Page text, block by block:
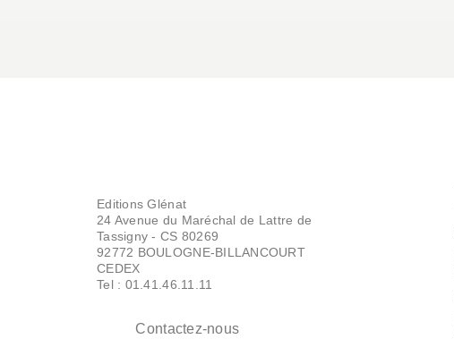
Editions Glénat
24 Avenue du Maréchal de Lattre de
Tassigny - CS 80269
92772 BOULOGNE-BILLANCOURT
CEDEX
Tel : 01.41.46.11.11
Contactez-nous